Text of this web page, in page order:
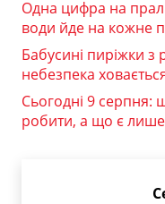
Одна цифра на
води йде на кожне
Бабусині пиріжки
небезпека
Сьогодні 9 серпня:
робити, а що є